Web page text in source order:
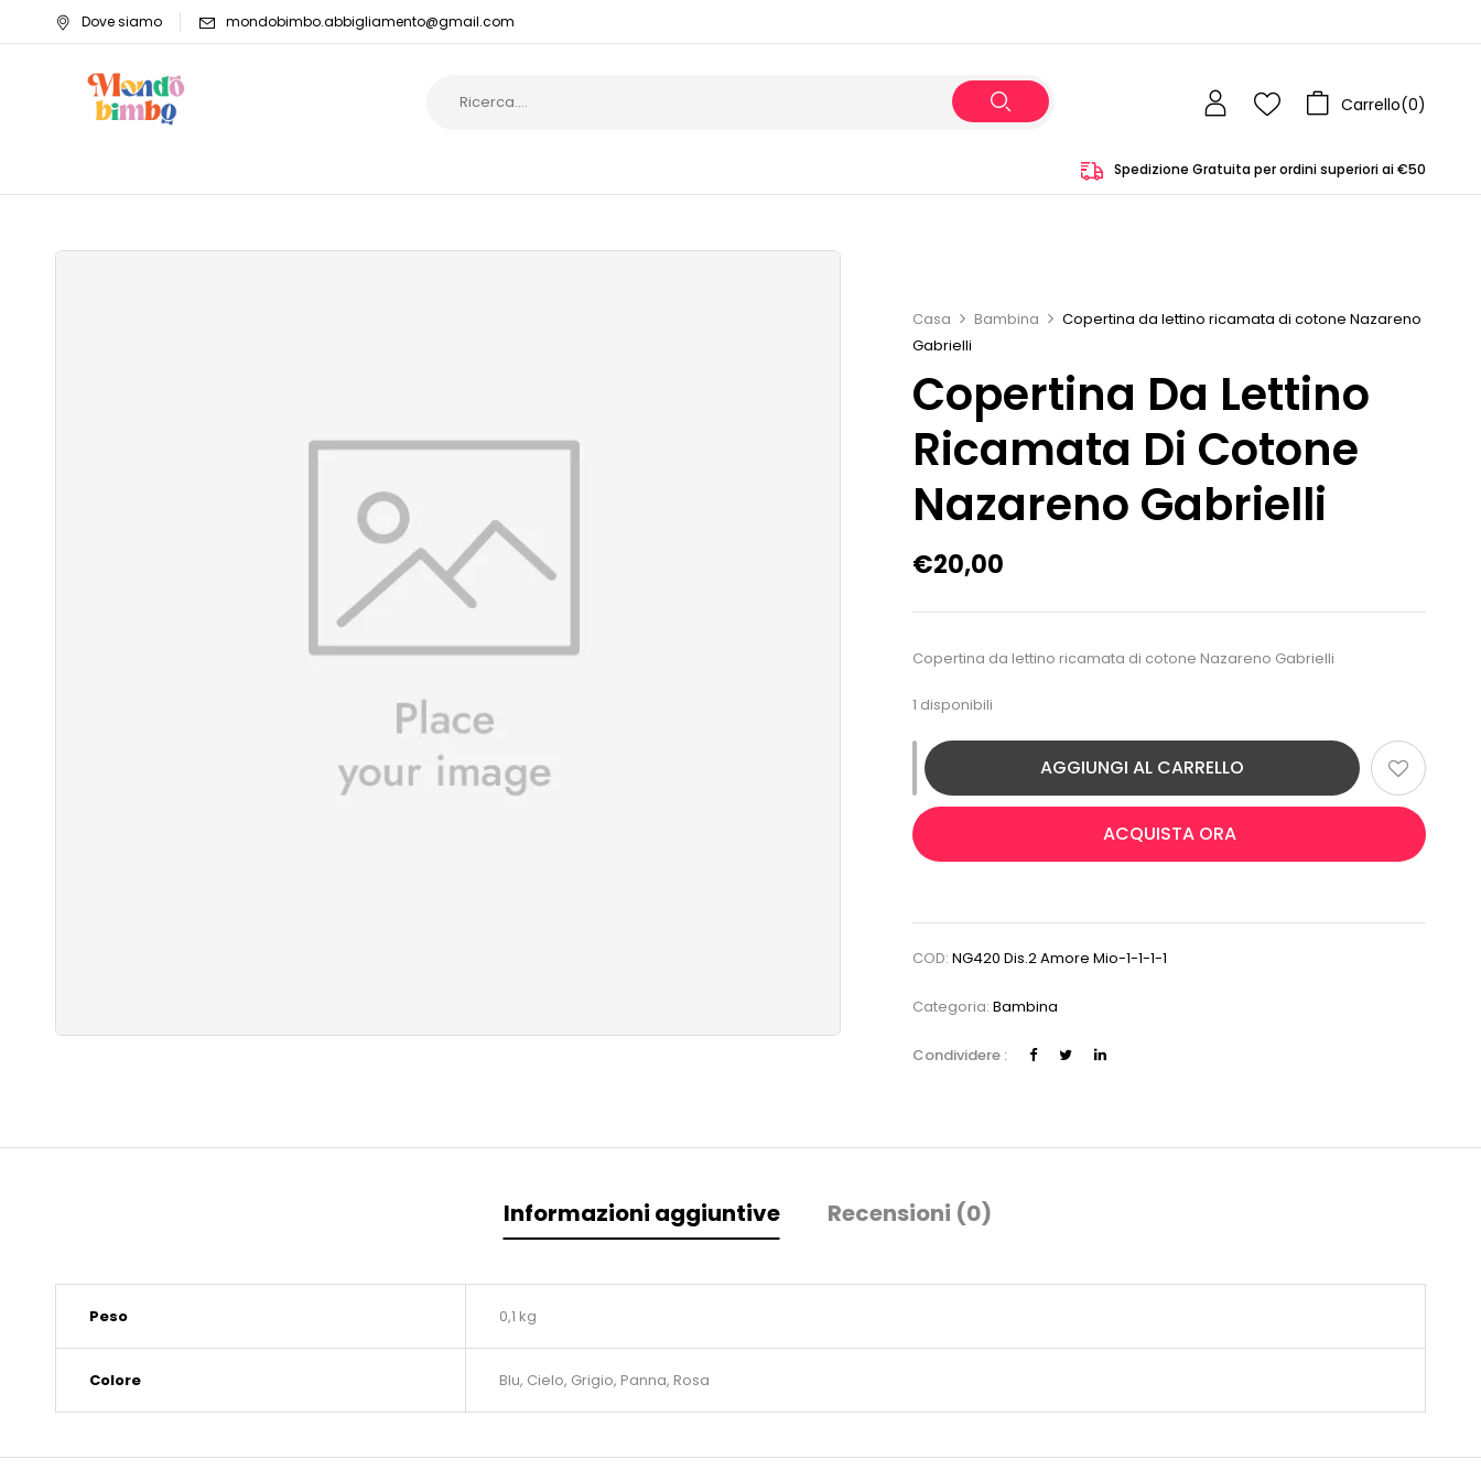
Dove siamo mondobimbo.abbigliamento@gmail.com
Carrello(0)
Spedizione Gratuita per ordini superiori ai €50
Casa Bambina
Copertina da lettino ricamata di cotone Nazareno
Gabrielli
Copertina Da Lettino
Ricamata Di Cotone
Nazareno Gabrielli
€20,00
Copertina da lettino ricamata di cotone Nazareno Gabrielli
1 disponibili
AGGIUNGI AL CARRELLO
ACQUISTA ORA
COD:NG420 Dis.2 Amore Mio-1-1-1-1
Categoria:Bambina
Condividere :
Informazioni aggiuntive Recensioni (0)
Peso 0,1 kg
Colore Blu, Cielo, Grigio, Panna, Rosa